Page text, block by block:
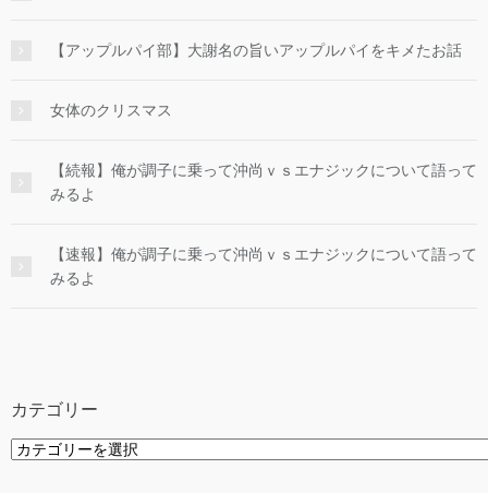
【アップルパイ部】大謝名の旨いアップルパイをキメたお話
女体のクリスマス
【続報】俺が調子に乗って沖尚ｖｓエナジックについて語って
みるよ
【速報】俺が調子に乗って沖尚ｖｓエナジックについて語って
みるよ
カテゴリー
カ